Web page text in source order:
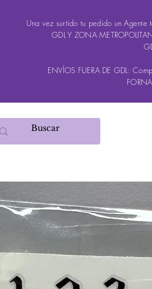
Una vez surtido tu pedido un
GDL Y ZONA
ENVÍOS FUERA DE GDL: